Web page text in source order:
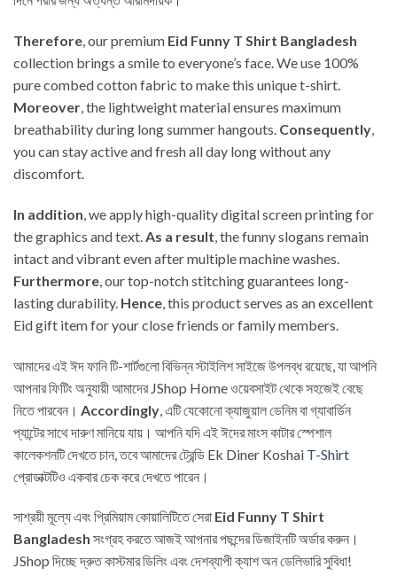
Therefore, our premium Eid Funny T Shirt Bangladesh
collection brings a smile to everyone’s face. We use 100%
pure combed cotton fabric to make this unique t-shirt.
Moreover, the lightweight material ensures maximum
breathability during long summer hangouts. Consequently,
you can stay active and fresh all day long without any
discomfort.
In addition , we apply high-quality digital screen printing for
the graphics and text. As a result , the funny slogans remain
intact and vibrant even after multiple machine washes.
Furthermore , our top-notch stitching guarantees long-
lasting durability. Hence , this product serves as an excellent
Eid gift item for your close friends or family members.
আমাদের এই ঈদ ফানি টি-শার্টগুলো বিভিন্ন স্টাইলিশ সাইজে উপলব্ধ রয়েছে, যা আপনি
আপনার ফিটিং অনুযায়ী আমাদের JShop Home ওয়েবসাইট থেকে সহজেই বেছে
নিতে পারবেন। Accordingly , এটি যেকোনো ক্যাজুয়াল ডেনিম বা গ্যাবার্ডিন
প্যান্টের সাথে দারুণ মানিয়ে যায়। আপনি যদি এই ঈদের মাংস কাটার স্পেশাল
কালেকশনটি দেখতে চান, তবে আমাদের ট্রেন্ডি Ek Diner Koshai T-Shirt
প্রোডাক্টটিও একবার চেক করে দেখতে পারেন।
সাশ্রয়ী মূল্যে এবং প্রিমিয়াম কোয়ালিটিতে সেরা Eid Funny T Shirt
Bangladesh সংগ্রহ করতে আজই আপনার পছন্দের ডিজাইনটি অর্ডার করুন।
JShop দিচ্ছে দ্রুত কাস্টমার ডিলিং এবং দেশব্যাপী ক্যাশ অন ডেলিভারি সুবিধা!